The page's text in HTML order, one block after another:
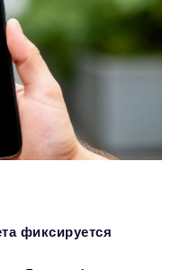
фиксируется